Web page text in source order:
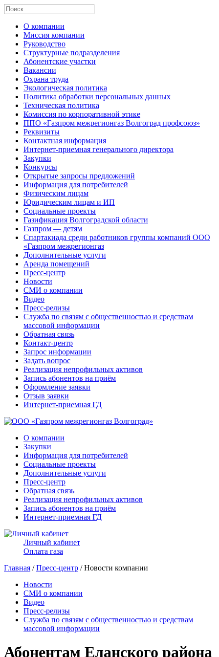
О компании
Миссия компании
Руководство
Структурные подразделения
Абонентские участки
Вакансии
Охрана труда
Экологическая политика
Политика обработки персональных данных
Техническая политика
Комиссия по корпоративной этике
ППО «Газпром межрегионгаз Волгоград профсоюз»
Реквизиты
Контактная информация
Интернет-приемная генерального директора
Закупки
Конкурсы
Открытые запросы предложений
Информация для потребителей
Физическим лицам
Юридическим лицам и ИП
Социальные проекты
Газификация Волгоградской области
Газпром — детям
Спартакиада среди работников группы компаний ООО
«Газпром межрегионгаз
Дополнительные услуги
Аренда помещений
Пресс-центр
Новости
СМИ о компании
Видео
Пресс-релизы
Служба по связям с общественностью и средствам
массовой информации
Обратная связь
Контакт-центр
Запрос информации
Задать вопрос
Реализация непрофильных активов
Запись абонентов на приём
Оформление заявки
Отзыв заявки
Интернет-приемная ГД
О компании
Закупки
Информация для потребителей
Социальные проекты
Дополнительные услуги
Пресс-центр
Обратная связь
Реализация непрофильных активов
Запись абонентов на приём
Интернет-приемная ГД
Личный кабинет
Оплата газа
Главная /Пресс-центр / Новости компании
Новости
СМИ о компании
Видео
Пресс-релизы
Служба по связям с общественностью и средствам
массовой информации
Абонентам Еланского района